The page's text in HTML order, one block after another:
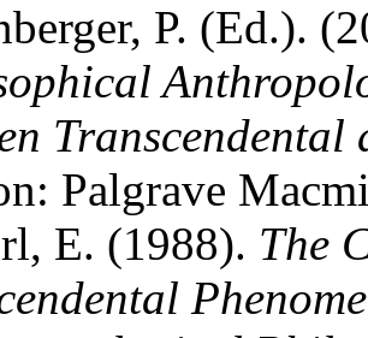
P. (Ed.).
Palgrave
E. (1988). The